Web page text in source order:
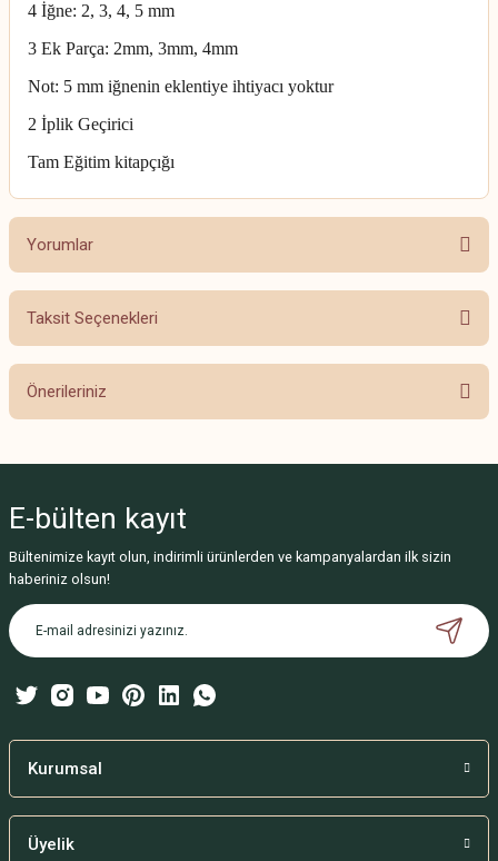
4 İğne: 2, 3, 4, 5 mm
3 Ek Parça: 2mm, 3mm, 4mm
Not: 5 mm iğnenin eklentiye ihtiyacı yoktur
2 İplik Geçirici
Tam Eğitim kitapçığı
Yorumlar
Bu ürüne ilk yorumu siz yapın!
Taksit Seçenekleri
Önerileriniz
Görüş ve önerileriniz için teşekkür ederiz.
Ürün resmi kalitesiz, bozuk veya görüntülenemiyor.
Ürün açıklamasında eksik bilgiler bulunuyor.
Ürün bilgilerinde hatalar bulunuyor.
Bu ürüne benzer farklı alternatifler olmalı.
E-bülten kayıt
Bültenimize kayıt olun, indirimli ürünlerden ve kampanyalardan ilk sizin
haberiniz olsun!
Kurumsal
Üyelik